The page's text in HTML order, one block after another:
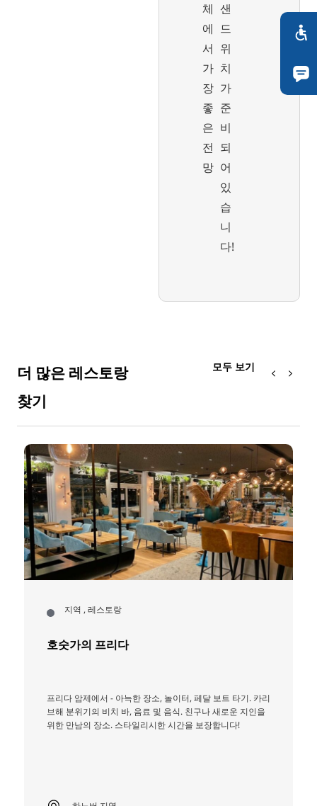
체
에
서
가
장
좋
은
전
망
샌
드
위
치
가
준
비
되
어
있
습
니
다!
더 많은 레스토랑
찾기
모두 보기
지역 , 레스토랑
호숫가의 프리다
프리다 암제에서 - 아늑한 장소, 놀이터, 페달 보트 타기. 카리
브해 분위기의 비치 바, 음료 및 음식. 친구나 새로운 지인을
위한 만남의 장소. 스타일리시한 시간을 보장합니다!